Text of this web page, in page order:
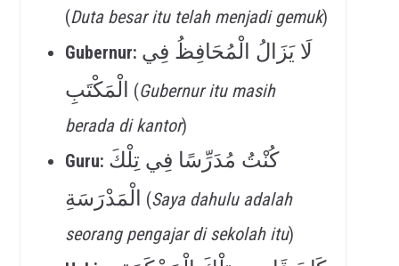
(Duta besar itu telah menjadi gemuk)
Gubernur: لَا يَزَالُ الْمُحَافِظُ فِي
الْمَكْتَبِ (Gubernur itu masih
berada di kantor)
Guru: كُنْتُ مُدَرِّسًا فِي تِلْكَ
الْمَدْرَسَةِ (Saya dahulu adalah
seorang pengajar di sekolah itu)